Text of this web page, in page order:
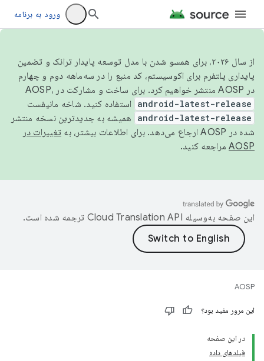
ورود به برنامه
از سال ۲۰۲۶، برای همسو شدن با مدل توسعه پایدار ترانک و تضمین
پایداری پلتفرم برای اکوسیستم، کد منبع را در سه‌ماهه دوم و چهارم
در AOSP منتشر خواهیم کرد. برای ساخت و مشارکت در AOSP،
android-latest-release استفاده کنید. شاخه مانیفست
android-latest-release
همیشه به جدیدترین نسخه منتشر
شده در AOSP ارجاع می‌دهد. برای اطلاعات بیشتر، به
تغییرات در
AOSP مراجعه کنید.
این صفحه به‌وسیله ترجمه شده است.
AOSP
این مرور مفید بود؟
در این صفحه
فیلدهای داده